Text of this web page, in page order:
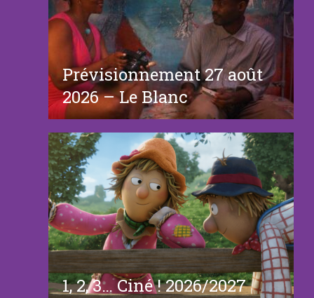
Prévisionnement 27 août
2026 – Le Blanc
1, 2, 3… Ciné ! 2026/2027